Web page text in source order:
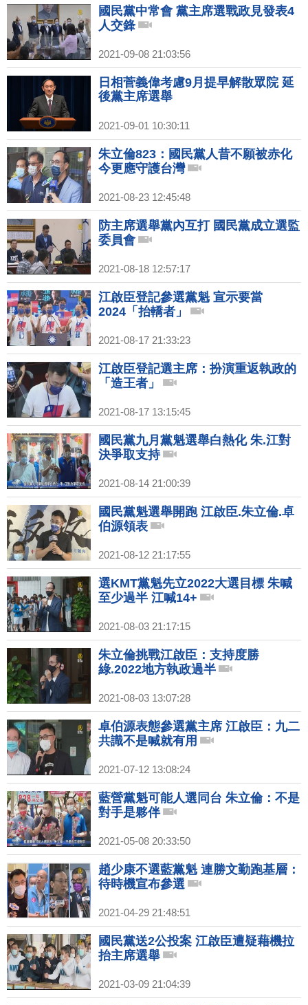
國民黨中常會 黨主席選戰政見發表4
人交鋒
2021-09-08 21:03:56
日相菅義偉考慮9月提早解散眾院 延
後黨主席選舉
2021-09-01 10:30:11
朱立倫823：國民黨人昔不願被赤化
今更應守護台灣
2021-08-23 12:45:48
防主席選舉黨內互打 國民黨成立選監
委員會
2021-08-18 12:57:17
江啟臣登記參選黨魁 宣示要當
2024「抬轎者」
2021-08-17 21:33:23
江啟臣登記選主席：扮演重返執政的
「造王者」
2021-08-17 13:15:45
國民黨九月黨魁選舉白熱化 朱.江對
決爭取支持
2021-08-14 21:00:39
國民黨魁選舉開跑 江啟臣.朱立倫.卓
伯源領表
2021-08-12 21:17:55
選KMT黨魁先立2022大選目標 朱喊
至少過半 江喊14+
2021-08-03 21:17:15
朱立倫挑戰江啟臣：支持度勝
綠.2022地方執政過半
2021-08-03 13:07:28
卓伯源表態參選黨主席 江啟臣：九二
共識不是喊就有用
2021-07-12 13:08:24
藍營黨魁可能人選同台 朱立倫：不是
對手是夥伴
2021-05-08 20:33:50
趙少康不選藍黨魁 連勝文勤跑基層：
待時機宣布參選
2021-04-29 21:48:51
國民黨送2公投案 江啟臣遭疑藉機拉
抬主席選舉
2021-03-09 21:04:39